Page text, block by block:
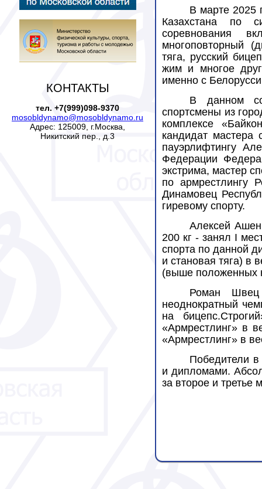
КОНТАКТЫ
тел. +7(999)098-9370
mosobldynamo@mosobldynamo.ru
Адрес: 125009, г.Москва,
Никитский пер., д.3
В марте 2025
Казахстана по
соревнования
многоповторный
тяга, русский
жим и многое
именно с
В данном
спортсмены из
комплексе
кандидат мастера
пауэрлифтингу
Федерации
экстрима, мастер
по армрестлингу
Динамовец
гиревому спорту.
Алексей
200 кг - занял I
спорта по данной
и становая тяга) в
(выше положенных
Роман Швец
неоднократный
на
«Армрестлинг» в
«Армрестлинг» в
Победители
и дипломами.
за второе и третье